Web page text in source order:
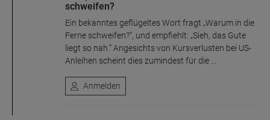
schweifen?
Ein bekanntes geflügeltes Wort fragt „Warum in die
Ferne schweifen?“, und empfiehlt: „Sieh, das Gute
liegt so nah.“ Angesichts von Kursverlusten bei US-
Anleihen scheint dies zumindest für die ...
Anmelden